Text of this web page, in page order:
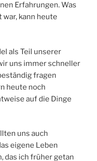
Erfahrungen. Was
kann heute
als Teil unserer
uns immer schneller
fragen
heute noch
auf die Dinge
uns auch
eigene Leben
das ich früher getan